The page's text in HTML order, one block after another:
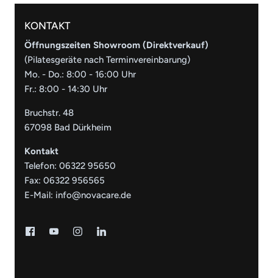
KONTAKT
Öffnungszeiten Showroom (Direktverkauf)
(Pilatesgeräte nach Terminvereinbarung)
Mo. - Do.: 8:00 - 16:00 Uhr
Fr.: 8:00 - 14:30 Uhr
Bruchstr. 48
67098 Bad Dürkheim
Kontakt
Telefon: 06322 95650
Fax: 06322 956565
E-Mail: info@novacare.de